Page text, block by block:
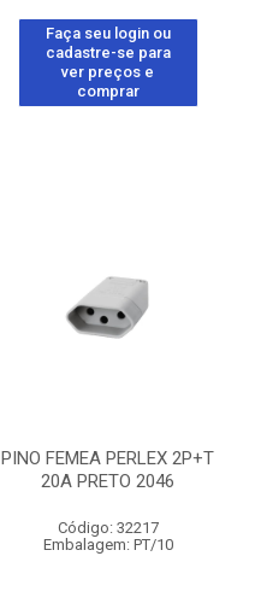
Faça seu login ou
cadastre-se para
ver preços e
comprar
PINO FEMEA PERLEX 2P+T
20A PRETO 2046
Código: 32217
Embalagem: PT/10